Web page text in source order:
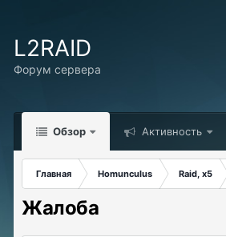
L2RAID
Форум сервера
Обзор Активность
Главная Homunculus Raid, x5
Жалоба